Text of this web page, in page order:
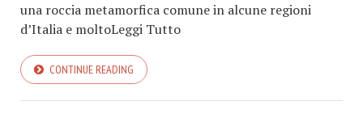
una roccia metamorfica comune in alcune regioni
d’Italia e moltoLeggi Tutto
CONTINUE READING